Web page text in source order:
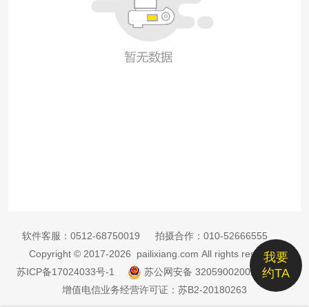
我要
约TA
软件客服： 0512-68750019 拍摄合作： 010-52666555
Copyright © 2017-2026 pailixiang.com All rights reserved
苏ICP备17024033号-1
苏公网安备 32059002002885号
增值电信业务经营许可证：苏B2-20180263